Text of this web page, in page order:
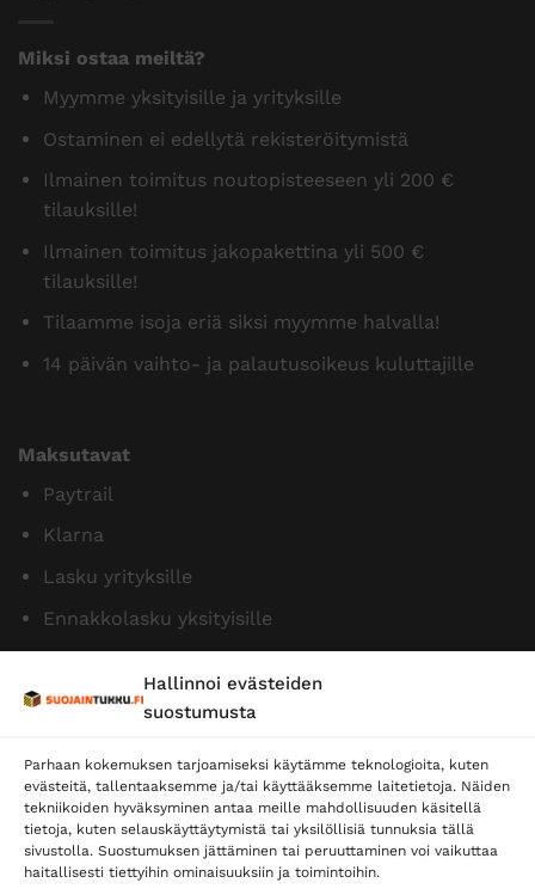
Hallinnoi evästeiden
suostumusta
Parhaan kokemuksen tarjoamiseksi käytämme teknologioita, kuten
evästeitä, tallentaaksemme ja/tai käyttääksemme laitetietoja. Näiden
tekniikoiden hyväksyminen antaa meille mahdollisuuden käsitellä
tietoja, kuten selauskäyttäytymistä tai yksilöllisiä tunnuksia tällä
sivustolla. Suostumuksen jättäminen tai peruuttaminen voi vaikuttaa
haitallisesti tiettyihin ominaisuuksiin ja toimintoihin.
Miksi ostaa meiltä?
Myymme yksityisille ja yrityksille
Ostaminen ei edellytä rekisteröitymistä
Ilmainen toimitus noutopisteeseen yli 200 €
tilauksille!
Ilmainen toimitus jakopakettina yli 500 €
tilauksille!
Tilaamme isoja eriä siksi myymme halvalla!
14 päivän vaihto- ja palautusoikeus kuluttajille
Maksutavat
Paytrail
Klarna
Lasku yrityksille
Ennakkolasku yksityisille
Toimitustavat
Posti